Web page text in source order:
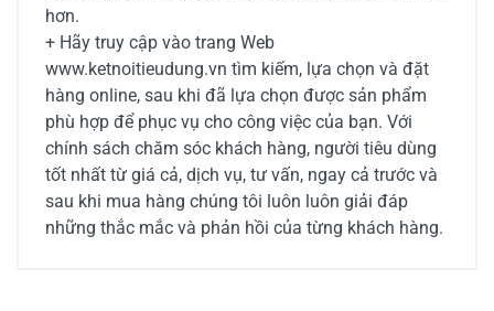
hơn.
+ Hãy truy cập vào trang Web
www.ketnoitieudung.vn tìm kiếm, lựa chọn và đặt
hàng online, sau khi đã lựa chọn được sản phẩm
phù hợp để phục vụ cho công việc của bạn. Với
chính sách chăm sóc khách hàng, người tiêu dùng
tốt nhất từ giá cả, dịch vụ, tư vấn, ngay cả trước và
sau khi mua hàng chúng tôi luôn luôn giải đáp
những thắc mắc và phản hồi của từng khách hàng.